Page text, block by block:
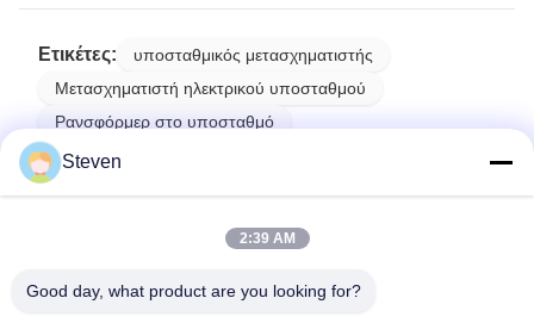
Ετικέτες:
υποσταθμικός μετασχηματιστής
Μετασχηματιστή ηλεκτρικού υποσταθμού
Ρανσφόρμερ στο υποσταθμό
Steven
2:39 AM
Good day, what product are you looking for?